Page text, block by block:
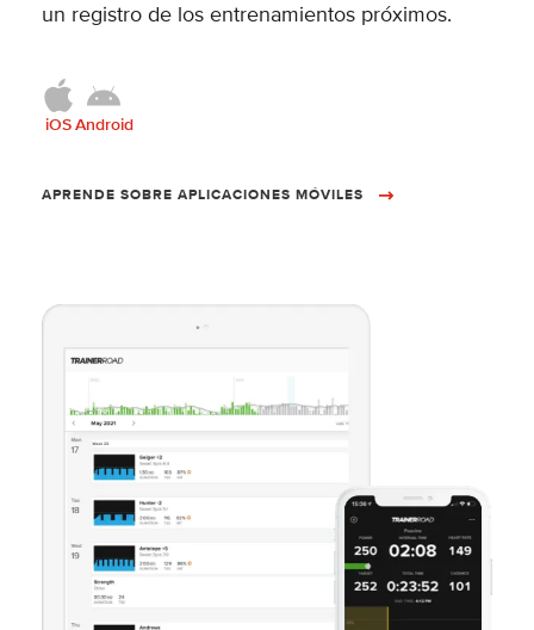
un registro de los entrenamientos próximos.
iOSAndroid
APRENDE SOBRE APLICACIONES MÓVILES